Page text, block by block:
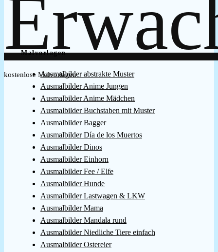
kostenlose Malvorlagen
Malvorlagen
Ausmalbilder abstrakte Muster
Ausmalbilder Anime Jungen
Ausmalbilder Anime Mädchen
Ausmalbilder Buchstaben mit Muster
Ausmalbilder Bagger
Ausmalbilder Día de los Muertos
Ausmalbilder Dinos
Ausmalbilder Einhorn
Ausmalbilder Fee / Elfe
Ausmalbilder Hunde
Ausmalbilder Lastwagen & LKW
Ausmalbilder Mama
Ausmalbilder Mandala rund
Ausmalbilder Niedliche Tiere einfach
Ausmalbilder Ostereier